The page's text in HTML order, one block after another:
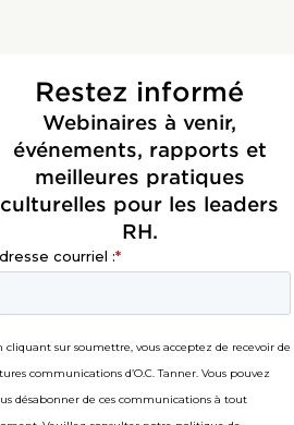
Restez informé
Webinaires à venir,
événements, rapports et
meilleures pratiques
culturelles pour les leaders
RH.